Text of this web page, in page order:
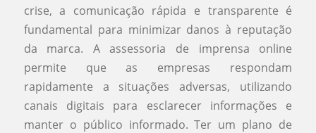
crise, a comunicação rápida e transparente é
fundamental para minimizar danos à reputação
da marca. A assessoria de imprensa online
permite que as empresas respondam
rapidamente a situações adversas, utilizando
canais digitais para esclarecer informações e
manter o público informado. Ter um plano de